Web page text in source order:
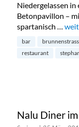
Niedergelassen
Betonpavillon –
spartanisch …
bar
restaurant
Nalu Diner